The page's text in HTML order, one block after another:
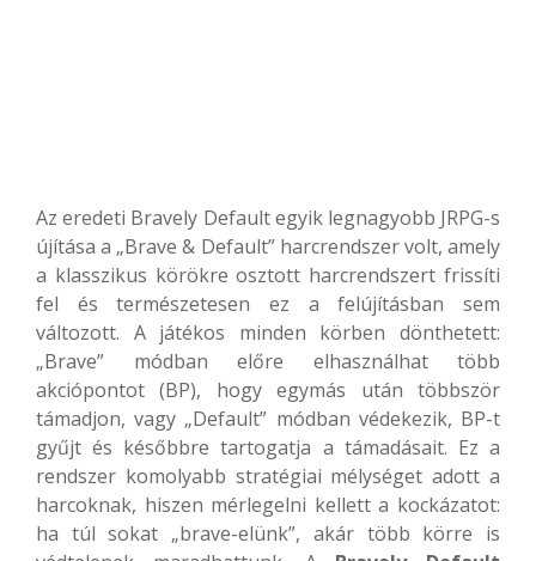
Az eredeti Bravely Default egyik legnagyobb JRPG-s
újítása a „Brave & Default” harcrendszer volt, amely
a klasszikus körökre osztott harcrendszert frissíti
fel és természetesen ez a felújításban sem
változott. A játékos minden körben dönthetett:
„Brave” módban előre elhasználhat több
akciópontot (BP), hogy egymás után többször
támadjon, vagy „Default” módban védekezik, BP-t
gyűjt és későbbre tartogatja a támadásait. Ez a
rendszer komolyabb stratégiai mélységet adott a
harcoknak, hiszen mérlegelni kellett a kockázatot:
ha túl sokat „brave-elünk”, akár több körre is